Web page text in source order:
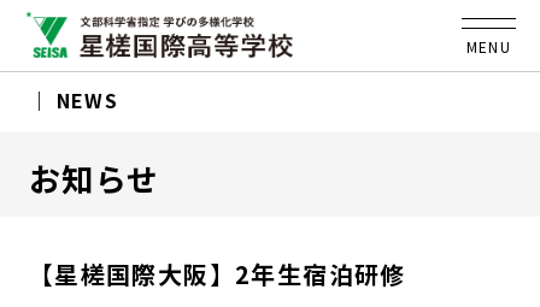
MENU
NEWS
お知らせ
【星槎国際大阪】2年生宿泊研修